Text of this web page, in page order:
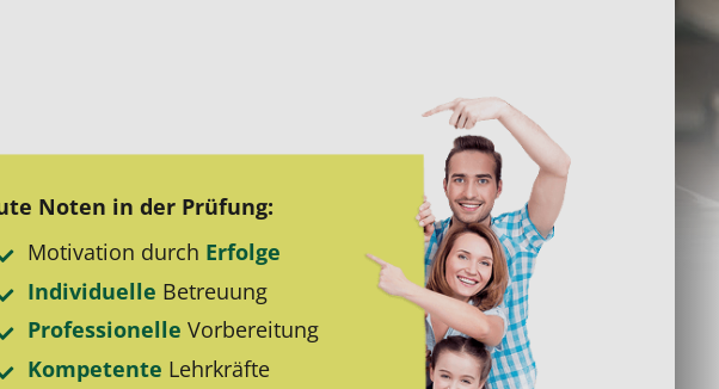
Noten in der Prüfung:
Motivation durch Erfolge
Individuelle Betreuung
Professionelle Vorbereitung
Kompetente Lehrkräfte